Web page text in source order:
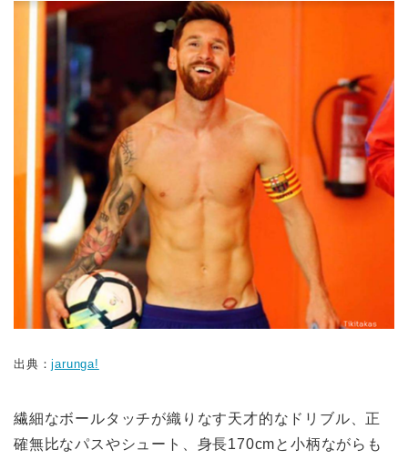
出典：jarunga!
繊細なボールタッチが織りなす天才的なドリブル、正
確無比なパスやシュート、身長170cmと小柄ながらも